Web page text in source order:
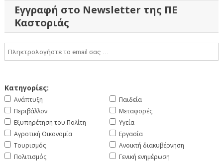
Εγγραφή στο Newsletter της ΠΕ
Καστοριάς
Κατηγορίες:
Ανάπτυξη
Περιβάλλον
Εξυπηρέτηση του Πολίτη
Αγροτική Οικονομία
Τουρισμός
Πολιτισμός
Παιδεία
Μεταφορές
Υγεία
Εργασία
Ανοικτή διακυβέρνηση
Γενική ενημέρωση